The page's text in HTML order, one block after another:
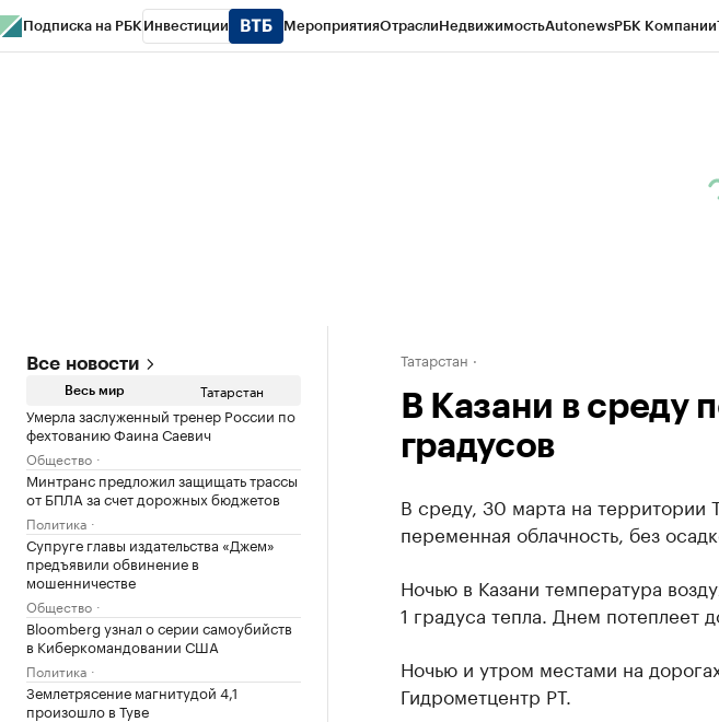
Подписка на РБК Инвестиции МероприятияОтраслиНедвижимостьAutonewsРБК Компании
Все новости
Весь мир Татарстан
Умерла заслуженный тренер России по
фехтованию Фаина Саевич
Общество
Минтранс предложил защищать трассы
от БПЛА за счет дорожных бюджетов
Политика
Супруге главы издательства «Джем»
предъявили обвинение в
мошенничестве
Общество
Bloomberg узнал о серии самоубийств
в Киберкомандовании США
Политика
Землетрясение магнитудой 4,1
произошло в Туве
Татарстан
В Казани в среду
градусов
В среду, 30 марта на территории
переменная облачность, без
Ночью в Казани температура
1 градуса тепла. Днем потеплеет
Ночью и утром местами на
Гидрометцентр РТ.